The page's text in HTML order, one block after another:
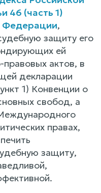
46 (часть 1)
Федерации,
защиту его
ей
актов, в
декларации
1) Конвенции о
свобод, а
правах,
защиту,